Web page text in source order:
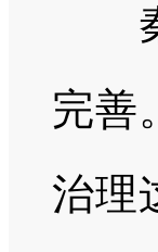
秦
完善
治理